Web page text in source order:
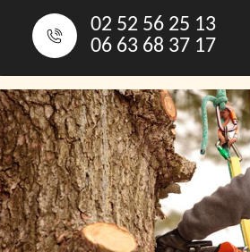
02 52 56 25 13
06 63 68 37 17